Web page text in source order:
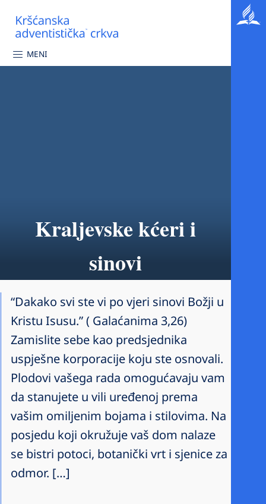
MENI
Kraljevske kćeri i
sinovi
“Dakako svi ste vi po vjeri sinovi Božji u
Kristu Isusu.” ( Galaćanima 3,26)
Zamislite sebe kao predsjednika
uspješne korporacije koju ste osnovali.
Plodovi vašega rada omogućavaju vam
da stanujete u vili uređenoj prema
vašim omiljenim bojama i stilovima. Na
posjedu koji okružuje vaš dom nalaze
se bistri potoci, botanički vrt i sjenice za
odmor. […]